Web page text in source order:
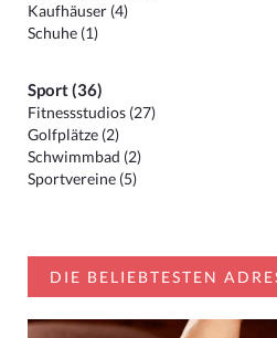
Kaufhäuser (4)
Schuhe (1)
Sport (36)
Fitnessstudios (27)
Golfplätze (2)
Schwimmbad (2)
Sportvereine (5)
DIE BELIEBTESTEN